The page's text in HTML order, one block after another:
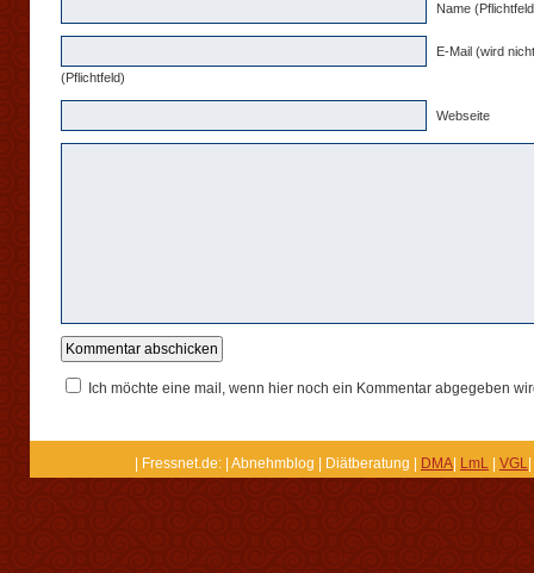
Name
E-Mail (wird
(Pflichtfeld)
Webseite
Ich möchte eine mail, wenn hier noch ein Kommentar abgegeben
| Fressnet.de: | Abnehmblog | Diätberatung | DMA LmL VGL